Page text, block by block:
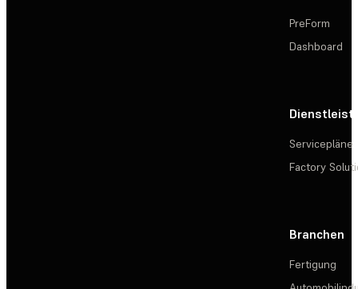
PreForm
Dashboard
Servicepläne
Factory
Branchen
Fertigung